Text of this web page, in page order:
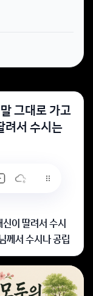
그대로 가고
려서 수시는
이 딸려서 수시
께서 수시나 공립
다. 그래서 알바
은대학을 갈수 있